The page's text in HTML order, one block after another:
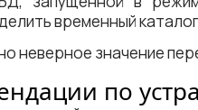
временный
неверное значение
по